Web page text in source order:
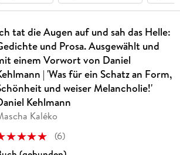
tat die Augen auf und sah das Helle:
und Prosa. Ausgewählt und
einem Vorwort von Daniel
| 'Was für ein Schatz an Form,
und weiser Melancholie!'
Kehlmann
Kaléko
(6)